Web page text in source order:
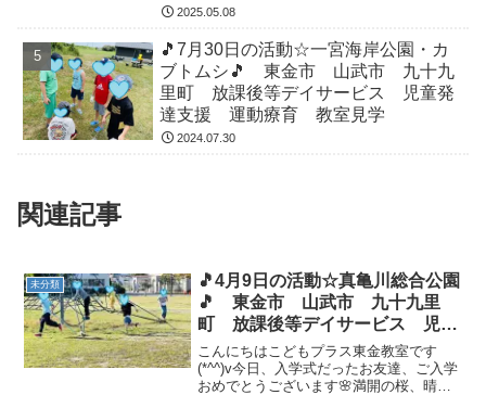
育 教室見学
2025.05.08
🎵7月30日の活動☆一宮海岸公園・カ
ブトムシ🎵 東金市 山武市 九十九
里町 放課後等デイサービス 児童発
達支援 運動療育 教室見学
2024.07.30
関連記事
未分類
🎵4月9日の活動☆真亀川総合公園
🎵 東金市 山武市 九十九里
町 放課後等デイサービス 児童
発達支援 運動療育 教室見学
こんにちはこどもプラス東金教室です
(*^^)v今日、入学式だったお友達、ご入学
おめでとうございます🌸満開の桜、晴